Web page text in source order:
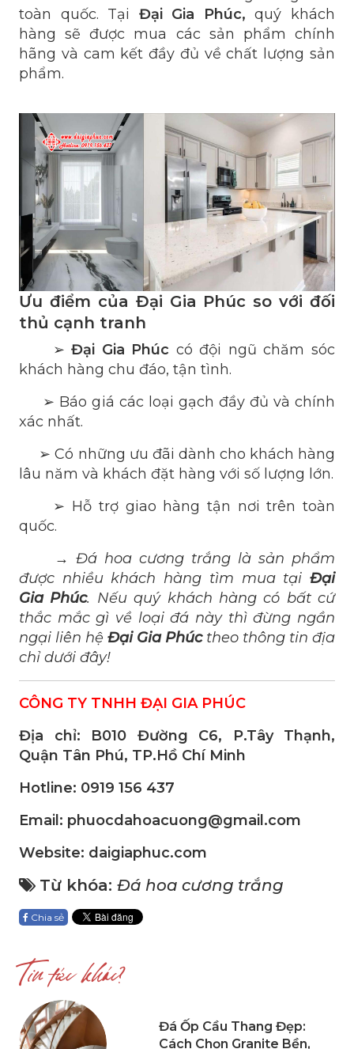
toàn quốc. Tại Đại Gia Phúc, quý khách
hàng sẽ được mua các sản phẩm chính
hãng và cam kết đầy đủ về chất lượng sản
phẩm.
Ưu điểm của Đại Gia Phúc so với đối
thủ cạnh tranh
➢Đại Gia Phúc có đội ngũ chăm sóc
khách hàng chu đáo, tận tình.
➢ Báo giá các loại gạch đầy đủ và chính
xác nhất.
➢ Có những ưu đãi dành cho khách hàng
lâu năm và khách đặt hàng với số lượng lớn.
➢ Hỗ trợ giao hàng tận nơi trên toàn
quốc.
→ Đá hoa cương trắng là sản phẩm
được nhiều khách hàng tìm mua tại Đại
Gia Phúc. Nếu quý khách hàng có bất cứ
thắc mắc gì về loại đá này thì đừng ngần
ngại liên hệ Đại Gia Phúctheo thông tin địa
chỉ dưới đây!
CÔNG TY TNHH ĐẠI GIA PHÚC
Địa chỉ: B010 Đường C6, P.Tây Thạnh,
Quận Tân Phú, TP.Hồ Chí Minh
Hotline: 0919 156 437
Email: phuocdahoacuong@gmail.com
Website: daigiaphuc.com
Từ khóa: Đá hoa cương trắng
Chia sẻ
Tin tức khác?
Đá Ốp Cầu Thang Đẹp:
Cách Chọn Granite Bền,